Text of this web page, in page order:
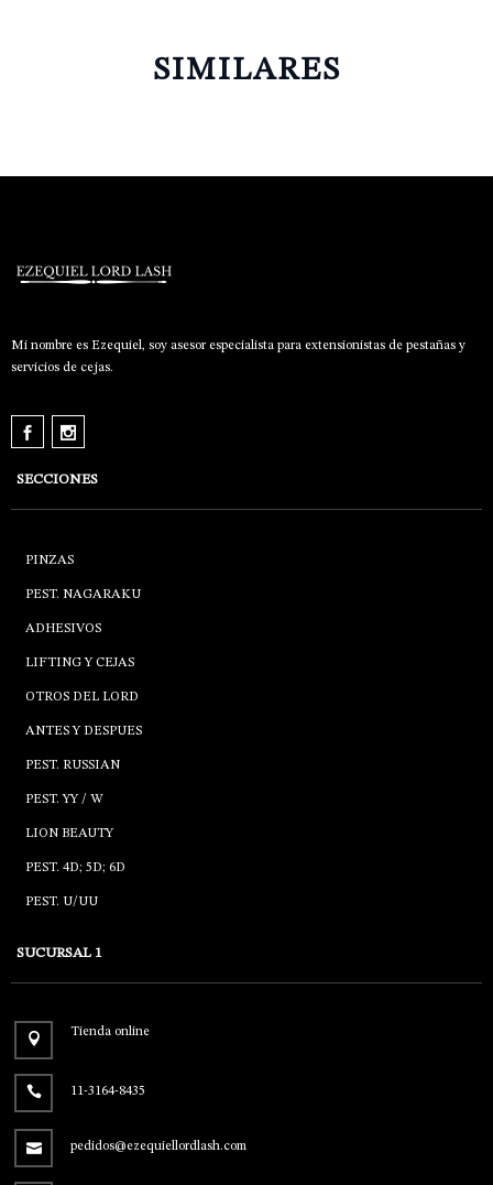
SIMILARES
Mi nombre es Ezequiel, soy asesor especialista para extensionistas de pestañas y
servicios de cejas.
SECCIONES
PINZAS
PEST. NAGARAKU
ADHESIVOS
LIFTING Y CEJAS
OTROS DEL LORD
ANTES Y DESPUES
PEST. RUSSIAN
PEST. YY / W
LION BEAUTY
PEST. 4D; 5D; 6D
PEST. U/UU
SUCURSAL 1
Tienda online
11-3164-8435
pedidos@ezequiellordlash.com